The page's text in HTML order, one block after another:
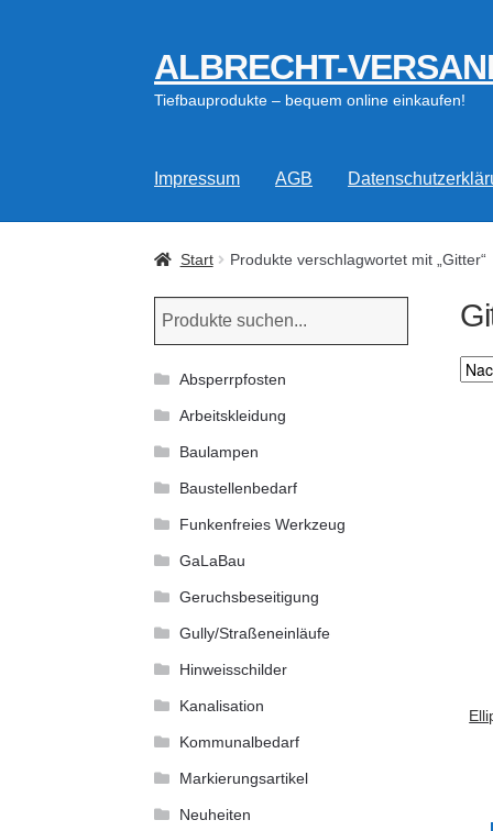
Zur
Navigation
springen
Zum
Inhalt
springen
ALBRECHT-
Tiefbauprodukte – bequem online einkaufen!
Impressum AGB
Start Produkte verschlagwortet mit „Gitter“
Absperrpfosten
Arbeitskleidung
Baulampen
Baustellenbedarf
Funkenfreies Werkzeug
GaLaBau
Geruchsbeseitigung
Gully/Straßeneinläufe
Hinweisschilder
Kanalisation
Kommunalbedarf
Markierungsartikel
Neuheiten